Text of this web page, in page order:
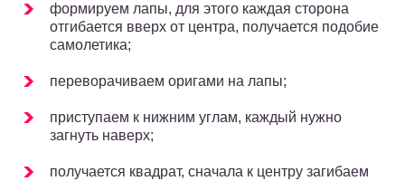
формируем лапы, для этого каждая сторона
отгибается вверх от центра, получается подобие
самолетика;
переворачиваем оригами на лапы;
приступаем к нижним углам, каждый нужно
загнуть наверх;
получается квадрат, сначала к центру загибаем